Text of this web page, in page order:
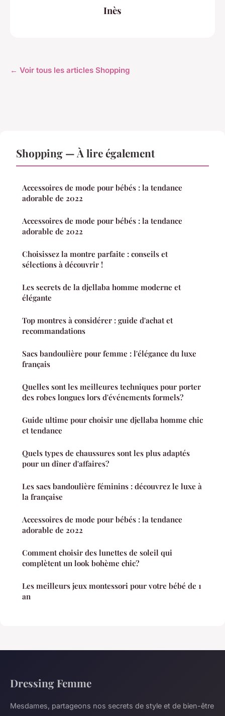
Inès
← Voir tous les articles Shopping
Shopping — À lire également
Accessoires de mode pour bébés : la tendance
adorable de 2022
Accessoires de mode pour bébés : la tendance
adorable de 2022
Choisissez la montre parfaite : conseils et
sélections à découvrir !
Les secrets de la djellaba homme moderne et
élégante
Top montres à considérer : guide d'achat et
recommandations
Sacs bandoulière pour femme : l'élégance du luxe
français
Quelles sont les meilleures techniques pour porter
des robes longues lors d'événements formels?
Guide ultime pour choisir une djellaba homme chic
et tendance
Quels types de chaussures sont les plus adaptés
pour un dîner d'affaires?
Les sacs bandoulière féminins : découvrez le luxe à
la française
Accessoires de mode pour bébés : la tendance
adorable de 2022
Comment choisir des lunettes de soleil qui
complètent un look bohème chic?
Les meilleurs jeux montessori pour votre bébé de 1
an
Dressing Femme
Mesdames, partageons nos secrets de style et de bien-être